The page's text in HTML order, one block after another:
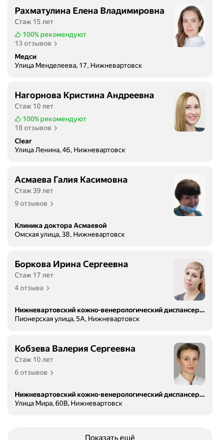
Рахматулина Елена Владимировна
Стаж 15 лет
100% рекомендуют
13 отзывов
Медси
Улица Менделеева, 17, Нижневартовск
Нагорнова Кристина Андреевна
Стаж 10 лет
100% рекомендуют
18 отзывов
Clear
Улица Ленина, 46, Нижневартовск
Асмаева Галия Касимовна
Стаж 39 лет
9 отзывов
Клиника доктора Асмаевой
Омская улица, 38, Нижневартовск
Боркова Ирина Сергеевна
Стаж 17 лет
4 отзыва
Нижневартовский кожно-венерологический диспансер, стационарное отделение
Пионерская улица, 5А, Нижневартовск
Кобзева Валерия Сергеевна
Стаж 10 лет
6 отзывов
Нижневартовский кожно-венерологический диспансер, поликлиника
Улица Мира, 60В, Нижневартовск
Показать ещё